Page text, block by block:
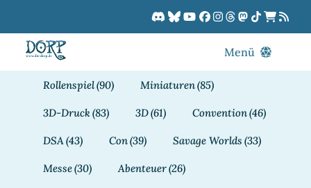
springen
Menü
Rollenspiel(90) Miniaturen(85)
3D-Druck(83) 3D(61) Convention(46)
DSA (43) Con(39) Savage Worlds (33)
Messe(30) Abenteuer(26)